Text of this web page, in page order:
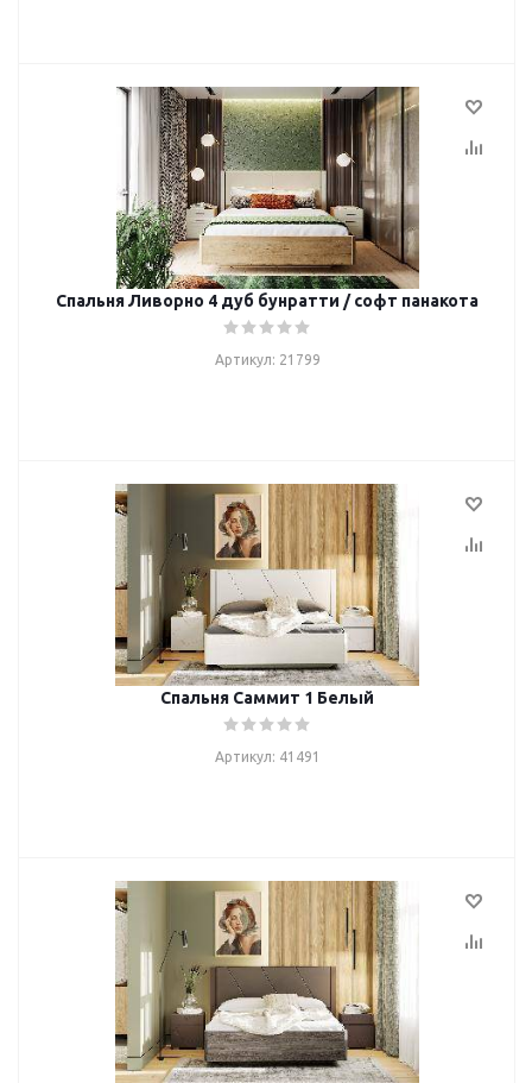
Спальня Ливорно 4 дуб бунратти / софт панакота
Артикул: 21799
Спальня Саммит 1 Белый
Артикул: 41491